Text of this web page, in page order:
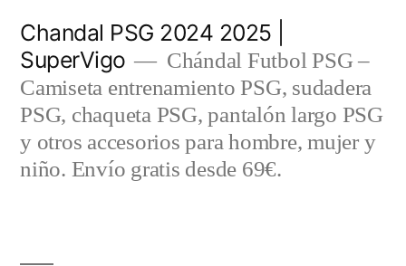
contenido
Chandal PSG 2024 2025 |
SuperVigo
Chándal Futbol PSG –
Camiseta entrenamiento PSG, sudadera
PSG, chaqueta PSG, pantalón largo PSG
y otros accesorios para hombre, mujer y
niño. Envío gratis desde 69€.